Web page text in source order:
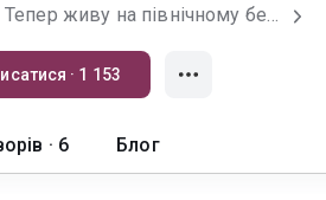
Народився у Львові. Тепер живу на північному березі Чорного моря. Пишу авантюрні (пригодницькі) романи. Головне - цікаві пригоди героїв, а містика, фентезі, фантастика, Літрпг чи романтика - все це лише приправа до головної страви. Пишу і публікуюся також під псевдонімом - Степан Кулик (див. відповідну сторінку на Букнет) Кому ліньки читати, дещо з написаного можна послухати на моєму ютуб-каналі. Тексти читає автор. Кажуть, окремі слова можна розібрати. Фонотека постійно поповнюється Олег Говда Ютуб
Підписатися · 1 153
· 6 Блог